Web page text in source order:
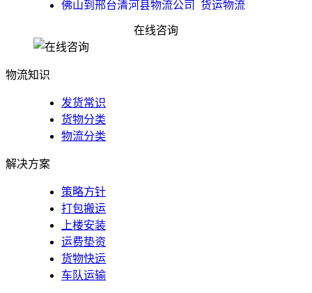
佛山到邢台清河县物流公司_货运物流
在线咨询
物流知识
发货常识
货物分类
物流分类
解决方案
策略方针
打包搬运
上楼安装
运费垫资
货物快运
车队运输